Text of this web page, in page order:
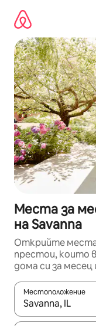
съдържанието
Места за
на Savanna
Открийте места
престои, които
дома си за месец
Местоположение
Когато